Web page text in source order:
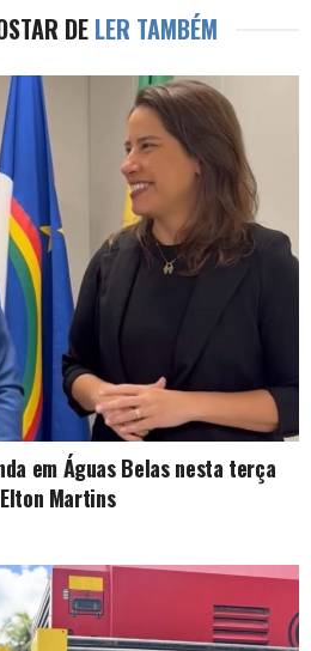
DE LER TAMBÉM
em Águas Belas nesta terça
Martins